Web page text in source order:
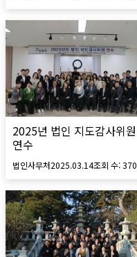
2025년 법인 지도감사위원
연수
법인사무처2025.03.14조회 수:370